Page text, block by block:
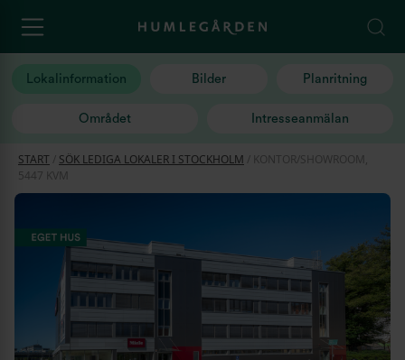
Lokalinformation Bilder Planritning
Området Intresseanmälan
START SÖK LEDIGA LOKALER I STOCKHOLM
KONTOR/SHOWROOM,
5447 KVM